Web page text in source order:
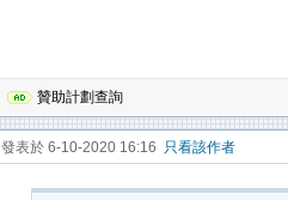
贊助計劃查詢
發表於 6-10-2020 16:16 只看該作者